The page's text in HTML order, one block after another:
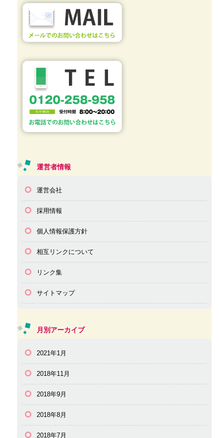
運営者情報
運営会社
採用情報
個人情報保護方針
相互リンクについて
リンク集
サイトマップ
月別アーカイブ
2021年1月
2018年11月
2018年9月
2018年8月
2018年7月